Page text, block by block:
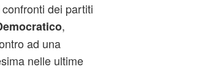
dei partiti
,
ad una
nelle ultime